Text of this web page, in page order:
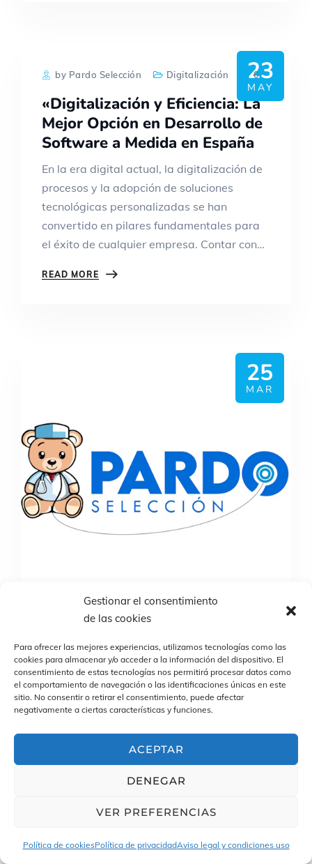
Gestionar el consentimiento
de las cookies
Para ofrecer las mejores experiencias, utilizamos tecnologías como las
cookies para almacenar y/o acceder a la información del dispositivo. El
consentimiento de estas tecnologías nos permitirá procesar datos como
el comportamiento de navegación o las identificaciones únicas en este
sitio. No consentir o retirar el consentimiento, puede afectar
negativamente a ciertas características y funciones.
ACEPTAR
DENEGAR
VER PREFERENCIAS
Política de cookiesPolítica de privacidadAviso legal y condiciones uso
23
MAY
by Pardo Selección Digitalización 0
«Digitalización y Eficiencia: La
Mejor Opción en Desarrollo de
Software a Medida en España
En la era digital actual, la digitalización de
procesos y la adopción de soluciones
tecnológicas personalizadas se han
convertido en pilares fundamentales para
el éxito de cualquier empresa. Contar con…
READ MORE
25
MAR
by Pardo Selección Sin categoría 0
Maximiza la Eficiencia de tu
Equipo Sanitario con Nuestro
Servicio de Selección de
Personal Especializado
médica, contar con un equipo de
cualificados es fundamental para